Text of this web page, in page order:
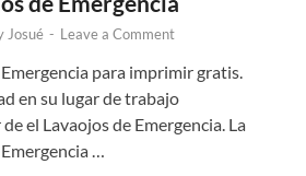
Josué - Leave a Comment
para imprimir gratis.
en su lugar de trabajo
el Lavaojos de Emergencia. La
…